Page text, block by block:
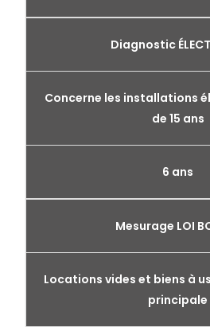
Diagnostic
Concerne les installations
de 15 ans
6 ans
Mesurage LOI
Locations vides et biens à
principale